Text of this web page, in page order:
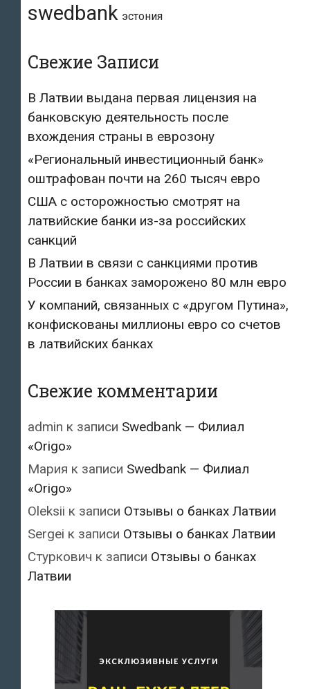
swedbank эстония
Свежие Записи
В Латвии выдана первая лицензия на
банковскую деятельность после
вхождения страны в еврозону
«Региональный инвестиционный банк»
оштрафован почти на 260 тысяч евро
США с осторожностью смотрят на
латвийские банки из-за российских
санкций
В Латвии в связи с санкциями против
России в банках заморожено 80 млн евро
У компаний, связанных с «другом Путина»,
конфискованы миллионы евро со счетов
в латвийских банках
Свежие комментарии
admin к записи Swedbank — Филиал
«Origo»
Мария к записи Swedbank — Филиал
«Origo»
Oleksii к записи Отзывы о банках Латвии
Sergei к записи Отзывы о банках Латвии
Стуркович к записи Отзывы о банках
Латвии